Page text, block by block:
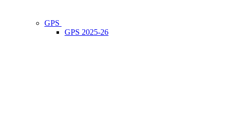
GPS
GPS 2025-26